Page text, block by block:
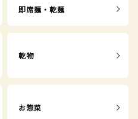
即席麺・乾麺
乾物
お惣菜